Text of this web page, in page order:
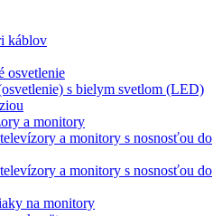
káblov
osvetlenie
s bielym svetlom (LED)
a monitory
a monitory s nosnosťou do
a monitory s nosnosťou do
na monitory